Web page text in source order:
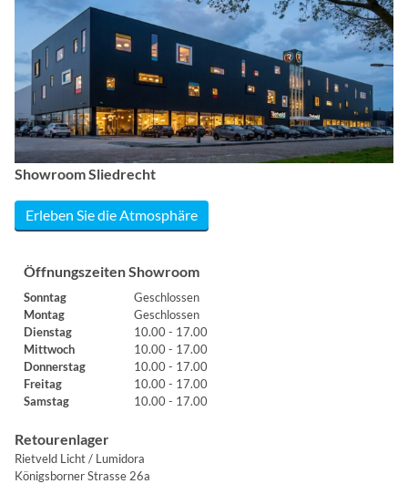
Showroom Sliedrecht
Erleben Sie die Atmosphäre
Öffnungszeiten Showroom
Sonntag
Geschlossen
Montag
Geschlossen
Dienstag
10.00 - 17.00
Mittwoch
10.00 - 17.00
Donnerstag
10.00 - 17.00
Freitag
10.00 - 17.00
Samstag
10.00 - 17.00
Retourenlager
Rietveld Licht / Lumidora
Königsborner Strasse 26a